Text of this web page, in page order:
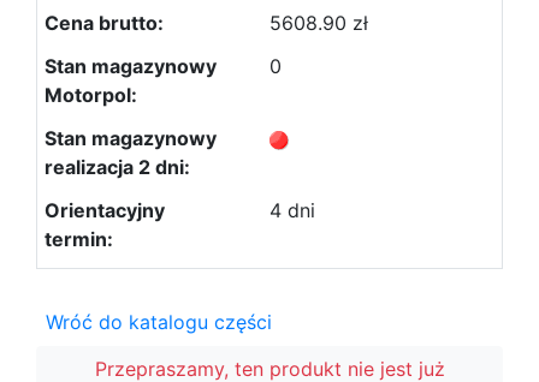
5608.90 zł
0
4 dni
Wróć do katalogu części
Przepraszamy, ten produkt nie jest już